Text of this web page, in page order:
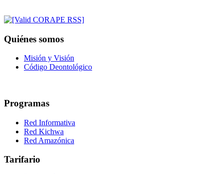
Quiénes somos
Misión y Visión
Código Deontológico
Programas
Red Informativa
Red Kichwa
Red Amazónica
Tarifario